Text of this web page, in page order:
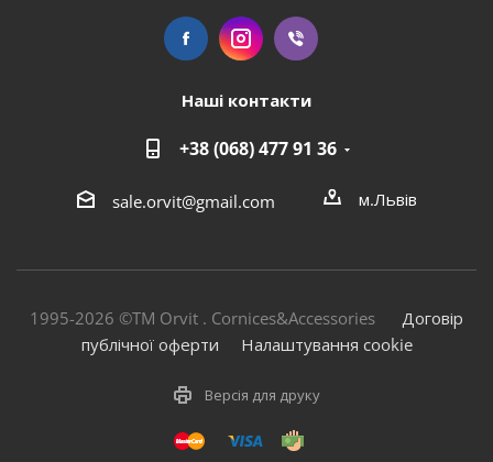
Наші контакти
+38 (068) 477 91 36
sale.orvit@gmail.com м.Львів
1995-2026 ©TM Orvit . Cornices&Accessories Договір
публічної оферти
Налаштування cookie
Версія для друку